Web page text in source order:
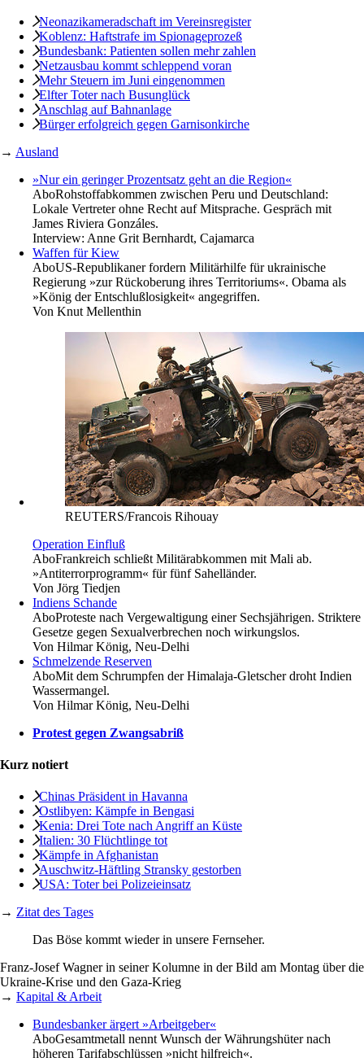
Neonazikameradschaft im Vereinsregister
Koblenz: Haftstrafe im Spionageprozeß
Bundesbank: Patienten sollen mehr zahlen
Netzausbau kommt schleppend voran
Mehr Steuern im Juni eingenommen
Elfter Toter nach Busunglück
Anschlag auf ­Bahnanlage
Bürger erfolgreich ­gegen Garnisonkirche
→ Ausland
»Nur ein geringer Prozentsatz geht an die Region«
AboRohstoffabkommen zwischen Peru und Deutschland:
Lokale Vertreter ohne Recht auf Mitsprache. Gespräch mit
James Riviera Gonzáles.
Interview: Anne Grit Bernhardt, Cajamarca
Waffen für Kiew
AboUS-Republikaner fordern Militärhilfe für ukrainische
Regierung »zur Rückoberung ihres Territoriums«. Obama als
»König der Entschlußlosigkeit« angegriffen.
Von Knut Mellenthin
REUTERS/Francois Rihouay
Operation Einfluß
AboFrankreich schließt Militärabkommen mit Mali ab.
»Antiterrorprogramm« für fünf Sahelländer.
Von Jörg Tiedjen
Indiens Schande
AboProteste nach Vergewaltigung einer Sechsjährigen. Striktere
Gesetze gegen Sexualverbrechen noch wirkungslos.
Von Hilmar König, Neu-Delhi
Schmelzende Reserven
AboMit dem Schrumpfen der Himalaja-Gletscher droht Indien
Wassermangel.
Von Hilmar König, Neu-Delhi
Protest gegen Zwangsabriß
Kurz notiert
Chinas Präsident in Havanna
Ostlibyen: Kämpfe in Bengasi
Kenia: Drei Tote nach Angriff an Küste
Italien: 30 Flüchtlinge tot
Kämpfe in ­Afghanistan
Auschwitz-Häftling Stransky gestorben
USA: Toter bei Polizeieinsatz
→ Zitat des Tages
Das Böse kommt wieder in unsere Fernseher.
Franz-Josef Wagner in seiner Kolumne in der Bild am Montag über die
Ukraine-Krise und den Gaza-Krieg
→ Kapital & Arbeit
Bundesbanker ärgert »Arbeitgeber«
AboGesamtmetall nennt Wunsch der Währungshüter nach
höheren Tarifabschlüssen »nicht hilfreich«.